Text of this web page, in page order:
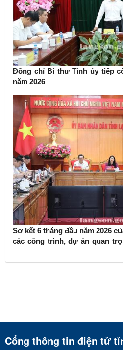
Đồng chí Bí thư Tỉnh ủy tiếp
năm 2026
Sơ kết 6 tháng đầu năm 2026
các công trình, dự án quan
Cổng thông tin điện tử